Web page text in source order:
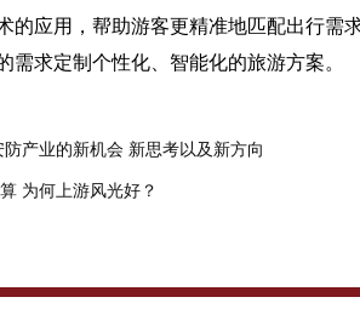
应用，帮助游客更精准地匹配出行需
需求定制个性化、智能化的旅游方案。
产业的新机会 新思考以及新方向
为何上游风光好？